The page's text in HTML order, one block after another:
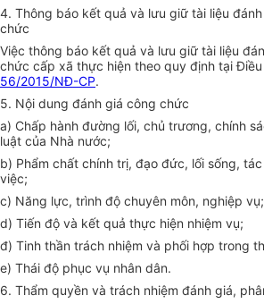
4. Thông báo kết quả và lưu giữ tài liệu
chức
Việc thông báo kết quả và lưu giữ tài liệu
chức cấp xã thực hiện theo quy định tại Điều
56/2015/NĐ-CP.
5. Nội dung đánh giá công chức
a) Chấp hành đường lối, chủ trương, chính
luật của Nhà nước;
b) Phẩm chất chính trị, đạo đức, lối sống,
việc;
c) Năng lực, trình độ chuyên môn, nghiệp vụ;
d) Tiến độ và kết quả thực hiện nhiệm vụ;
đ) Tinh thần trách nhiệm và phối hợp trong
e) Thái độ phục vụ nhân dân.
6. Thẩm quyền và trách nhiệm đánh giá,